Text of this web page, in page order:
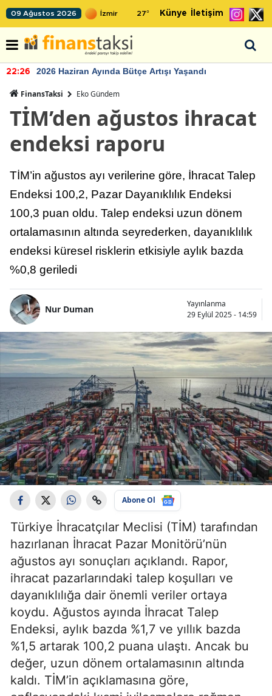
09 Ağustos 2026 27° Künye İletişim
22:26 2026 Haziran Ayında Bütçe Artışı Yaşandı
FinansTaksi Eko Gündem
TİM’den ağustos ihracat
endeksi raporu
TİM’in ağustos ayı verilerine göre, İhracat Talep
Endeksi 100,2, Pazar Dayanıklılık Endeksi
100,3 puan oldu. Talep endeksi uzun dönem
ortalamasının altında seyrederken, dayanıklılık
endeksi küresel risklerin etkisiyle aylık bazda
%0,8 geriledi
Nur Duman
Yayınlanma
29 Eylül 2025 - 14:59
Abone Ol
Türkiye İhracatçılar Meclisi (TİM) tarafından
hazırlanan İhracat Pazar Monitörü’nün
ağustos ayı sonuçları açıklandı. Rapor,
ihracat pazarlarındaki talep koşulları ve
dayanıklılığa dair önemli veriler ortaya
koydu. Ağustos ayında İhracat Talep
Endeksi, aylık bazda %1,7 ve yıllık bazda
%1,5 artarak 100,2 puana ulaştı. Ancak bu
değer, uzun dönem ortalamasının altında
kaldı. TİM’in açıklamasına göre,